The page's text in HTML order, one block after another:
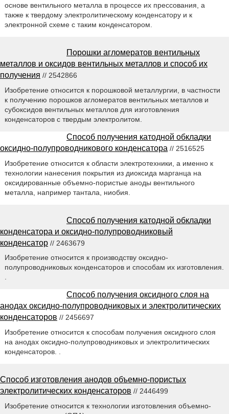
основе вентильного металла в процессе их прессования, а
также к твердому электролитическому конденсатору и к
электронной схеме с таким конденсатором.
Порошки агломератов вентильных
металлов и оксидов вентильных металлов и способ их
получения // 2542866
Изобретение относится к порошковой металлургии, в частности
к получению порошков агломератов вентильных металлов и
субоксидов вентильных металлов для изготовления
конденсаторов с твердым электролитом.
Способ получения катодной обкладки
оксидно-полупроводникового конденсатора // 2516525
Изобретение относится к области электротехники, а именно к
технологии нанесения покрытия из диоксида марганца на
оксидированные объемно-пористые аноды вентильного
металла, например тантала, ниобия.
Способ получения катодной обкладки
конденсатора и оксидно-полупроводниковый
конденсатор // 2463679
Изобретение относится к производству оксидно-
полупроводниковых конденсаторов и способам их изготовления.
.
Способ получения оксидного слоя на
анодах оксидно-полупроводниковых и электролитических
конденсаторов // 2456697
Изобретение относится к способам получения оксидного слоя
на анодах оксидно-полупроводниковых и электролитических
конденсаторов. .
Способ изготовления анодов объемно-пористых
электролитических конденсаторов // 2446499
Изобретение относится к технологии изготовления объемно-